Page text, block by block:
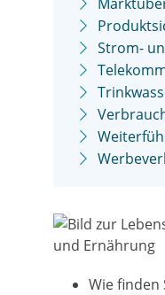
Strom-
Wie finden